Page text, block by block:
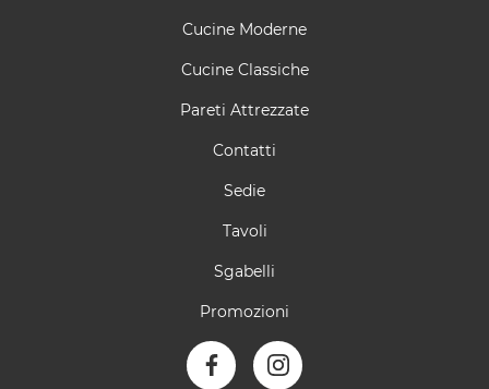
Cucine Moderne
Cucine Classiche
Pareti Attrezzate
Contatti
Sedie
Tavoli
Sgabelli
Promozioni